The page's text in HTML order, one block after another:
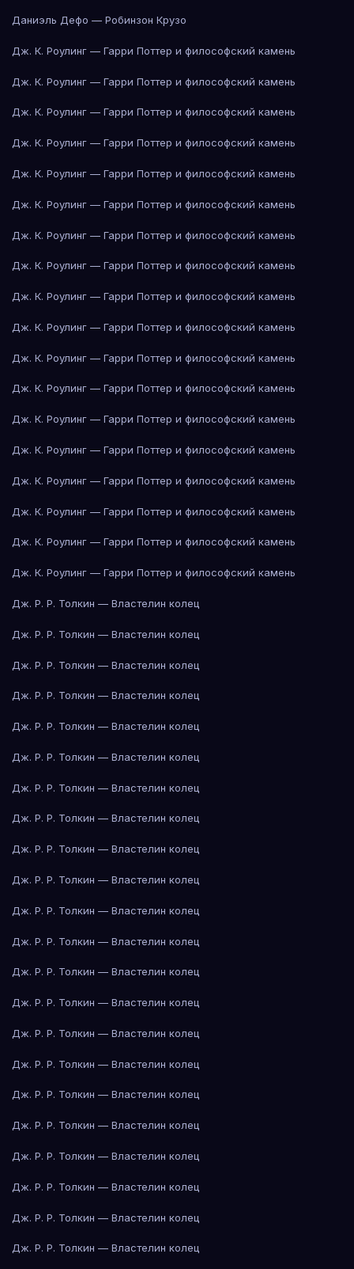
Даниэль Дефо — Робинзон Крузо
Дж. К. Роулинг — Гарри Поттер и философский камень
Дж. К. Роулинг — Гарри Поттер и философский камень
Дж. К. Роулинг — Гарри Поттер и философский камень
Дж. К. Роулинг — Гарри Поттер и философский камень
Дж. К. Роулинг — Гарри Поттер и философский камень
Дж. К. Роулинг — Гарри Поттер и философский камень
Дж. К. Роулинг — Гарри Поттер и философский камень
Дж. К. Роулинг — Гарри Поттер и философский камень
Дж. К. Роулинг — Гарри Поттер и философский камень
Дж. К. Роулинг — Гарри Поттер и философский камень
Дж. К. Роулинг — Гарри Поттер и философский камень
Дж. К. Роулинг — Гарри Поттер и философский камень
Дж. К. Роулинг — Гарри Поттер и философский камень
Дж. К. Роулинг — Гарри Поттер и философский камень
Дж. К. Роулинг — Гарри Поттер и философский камень
Дж. К. Роулинг — Гарри Поттер и философский камень
Дж. К. Роулинг — Гарри Поттер и философский камень
Дж. К. Роулинг — Гарри Поттер и философский камень
Дж. Р. Р. Толкин — Властелин колец
Дж. Р. Р. Толкин — Властелин колец
Дж. Р. Р. Толкин — Властелин колец
Дж. Р. Р. Толкин — Властелин колец
Дж. Р. Р. Толкин — Властелин колец
Дж. Р. Р. Толкин — Властелин колец
Дж. Р. Р. Толкин — Властелин колец
Дж. Р. Р. Толкин — Властелин колец
Дж. Р. Р. Толкин — Властелин колец
Дж. Р. Р. Толкин — Властелин колец
Дж. Р. Р. Толкин — Властелин колец
Дж. Р. Р. Толкин — Властелин колец
Дж. Р. Р. Толкин — Властелин колец
Дж. Р. Р. Толкин — Властелин колец
Дж. Р. Р. Толкин — Властелин колец
Дж. Р. Р. Толкин — Властелин колец
Дж. Р. Р. Толкин — Властелин колец
Дж. Р. Р. Толкин — Властелин колец
Дж. Р. Р. Толкин — Властелин колец
Дж. Р. Р. Толкин — Властелин колец
Дж. Р. Р. Толкин — Властелин колец
Дж. Р. Р. Толкин — Властелин колец